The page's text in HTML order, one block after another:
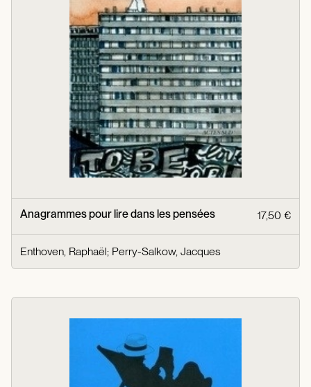
Anagrammes pour lire dans les pensées 17,50 €
Enthoven, Raphaël; Perry-Salkow, Jacques